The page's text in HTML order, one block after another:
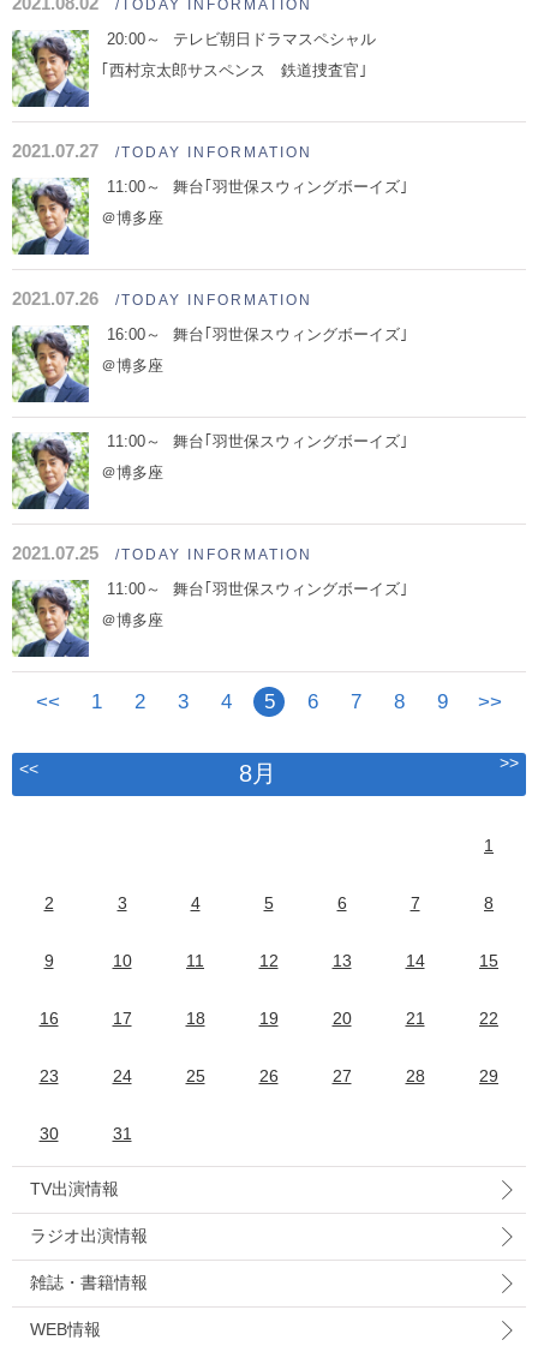
/TODAY INFORMATION
20:00～
テレビ朝日ドラマスペシャル
｢西村京太郎サスペンス 鉄道捜査官｣
2021.07.27 /TODAY INFORMATION
11:00～
舞台｢羽世保スウィングボーイズ｣
＠博多座
2021.07.26 /TODAY INFORMATION
16:00～
舞台｢羽世保スウィングボーイズ｣
＠博多座
11:00～
舞台｢羽世保スウィングボーイズ｣
＠博多座
2021.07.25 /TODAY INFORMATION
11:00～
舞台｢羽世保スウィングボーイズ｣
＠博多座
<< 1 2 3 4 5 6 7 8 9 >>
<< 8月 >>
1
2 3 4 5 6 7 8
9 10 11 12 13 14 15
16 17 18 19 20 21 22
23 24 25 26 27 28 29
30 31
TV出演情報
ラジオ出演情報
雑誌・書籍情報
WEB情報